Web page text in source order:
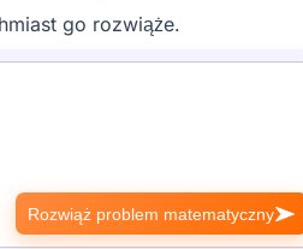
go rozwiąże.
Rozwiąż problem matematyczny